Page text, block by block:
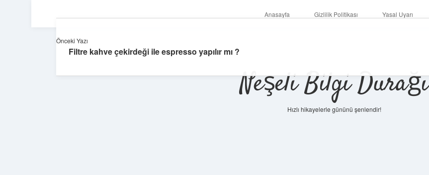
Anasayfa Gizlilik Politikası Yasal Uyarı
Neşeli Bilgi Durağı
Hızlı hikayelerle gününü şenlendir!
Önceki Yazı
Filtre kahve çekirdeği ile espresso yapılır mı ?